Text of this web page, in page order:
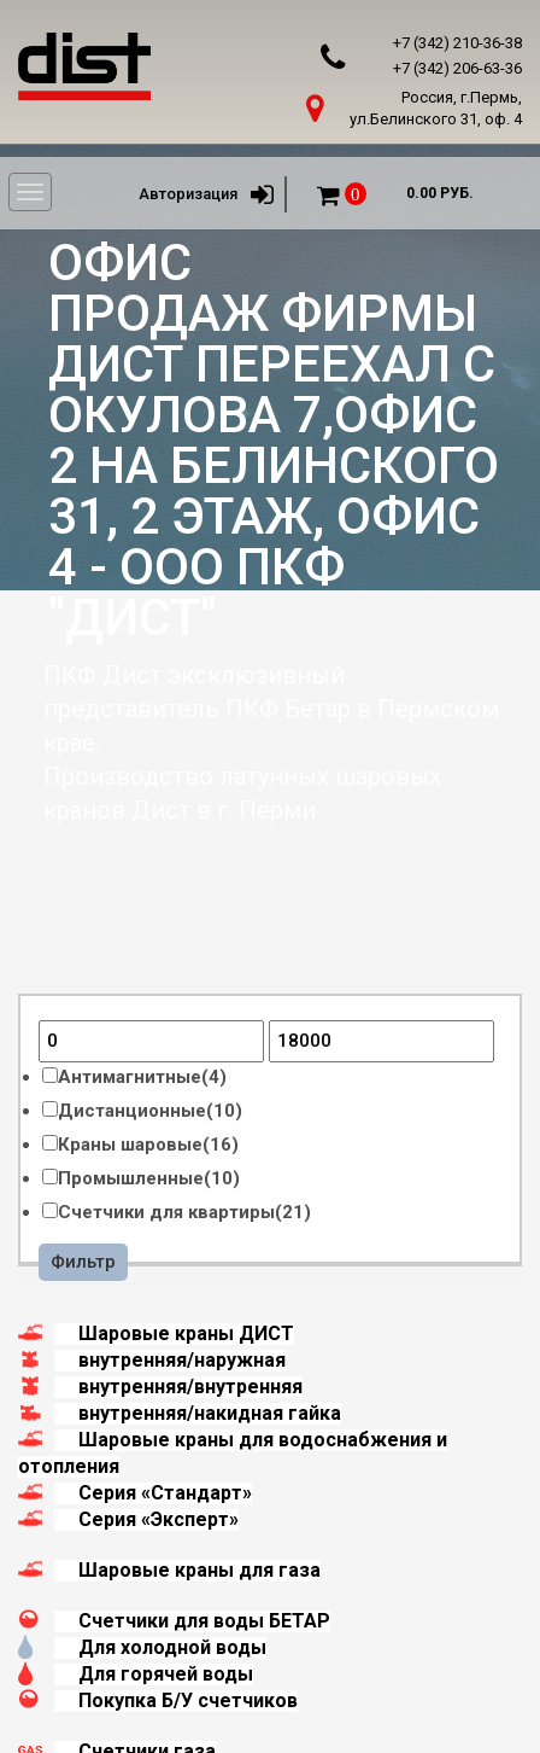
+7 (342) 210-36-38
+7 (342) 206-63-36
Россия, г.Пермь,
ул.Белинского 31, оф. 4
Toggle
0 0.00 РУБ.
Авторизация
ОФИС
ПРОДАЖ ФИРМЫ
ДИСТ ПЕРЕЕХАЛ С
ОКУЛОВА 7,ОФИС
2 НА БЕЛИНСКОГО
31, 2 ЭТАЖ, ОФИС
4 - ООО ПКФ
Антимагнитные(4)
Дистанционные(10)
Краны шаровые(16)
Промышленные(10)
Счетчики для квартиры(21)
Фильтр
Шаровые краны ДИСТ
внутренняя/наружная
внутренняя/внутренняя
внутренняя/накидная гайка
Шаровые краны для водоснабжения и
отопления
Серия «Стандарт»
Серия «Эксперт»
Шаровые краны для газа
Счетчики для воды БЕТАР
Для холодной воды
Для горячей воды
Покупка Б/У счетчиков